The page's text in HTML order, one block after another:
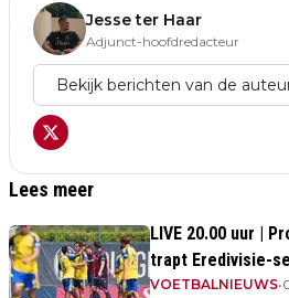
Jesse ter Haar
Adjunct-hoofdredacteur
Bekijk berichten van de
Lees meer
LIVE 20.00 uur |
trapt Eredivisie-
VOETBALNIEUWS•